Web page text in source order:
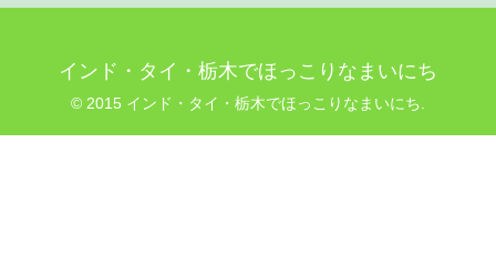
インド・タイ・栃木でほっこりなまいにち
© 2015 インド・タイ・栃木でほっこりなまいにち.